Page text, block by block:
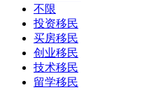
不限
投资移民
买房移民
创业移民
技术移民
留学移民